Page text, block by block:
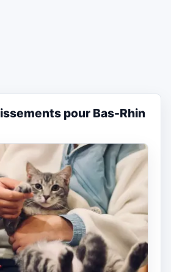
pour Bas-Rhin